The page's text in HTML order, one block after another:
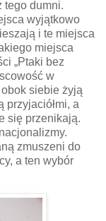
tego dumni.
wyjątkowo
i te miejsca
miejsca
„Ptaki bez
w
siebie żyją
przyjaciółmi, a
się przenikają.
zmuszeni do
a ten wybór